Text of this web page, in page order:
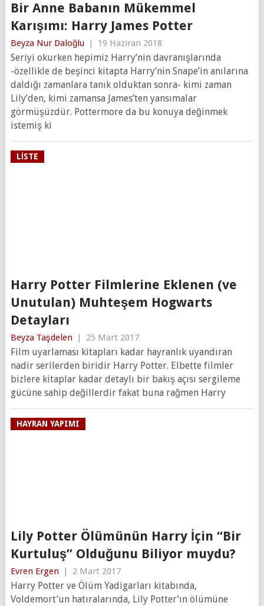
Bir Anne Babanın Mükemmel
Karışımı: Harry James Potter
Beyza Nur Daloğlu | 19 Haziran 2018
Seriyi okurken hepimiz Harry’nin davranışlarında
-özellikle de beşinci kitapta Harry’nin Snape’in anılarına
daldığı zamanlara tanık olduktan sonra- kimi zaman
Lily’den, kimi zamansa James’ten yansımalar
görmüşüzdür. Pottermore da bu konuya değinmek
istemiş ki
LISTE
Harry Potter Filmlerine Eklenen (ve
Unutulan) Muhteşem Hogwarts
Detayları
Beyza Taşdelen | 25 Mart 2017
Film uyarlaması kitapları kadar hayranlık uyandıran
nadir serilerden biridir Harry Potter. Elbette filmler
bizlere kitaplar kadar detaylı bir bakış açısı sergileme
gücüne sahip değillerdir fakat buna rağmen Harry
HAYRAN YAPIMI
Lily Potter Ölümünün Harry İçin “Bir
Kurtuluş” Olduğunu Biliyor muydu?
Evren Ergen | 2 Mart 2017
Harry Potter ve Ölüm Yadigarları kitabında,
Voldemort’un hatıralarında, Lily Potter’ın ölümüne